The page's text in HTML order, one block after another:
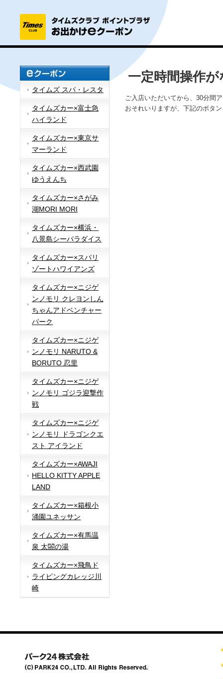
タイムズ スパ・レスタ
タイムズカー×富士急
ハイランド
タイムズカー×東京サ
マーランド
タイムズカー×西武園
ゆうえんち
タイムズカー×さがみ
湖MORI MORI
タイムズカー×横浜・
八景島シーパラダイス
タイムズカー×スパリ
ゾートハワイアンズ
タイムズカー×ニジゲ
ンノモリ クレヨンしん
ちゃんアドベンチャー
パーク
タイムズカー×ニジゲ
ンノモリ NARUTO &
BORUTO 忍里
タイムズカー×ニジゲ
ンノモリ ゴジラ迎撃作
戦
タイムズカー×ニジゲ
ンノモリ ドラゴンクエ
スト アイランド
タイムズカー×AWAJI
HELLO KITTY APPLE
LAND
タイムズカー×箱根小
涌園ユネッサン
タイムズカー×有馬温
泉 太閤の湯
タイムズカー×飛鳥ド
ライビングカレッジ川
崎
一定時間操作
ご入店いただいてから、30分間
おそれいりますが、下記のボタ